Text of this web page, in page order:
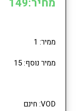
ממיר: 1
ממיר נוסף: 15
VOD: חינם